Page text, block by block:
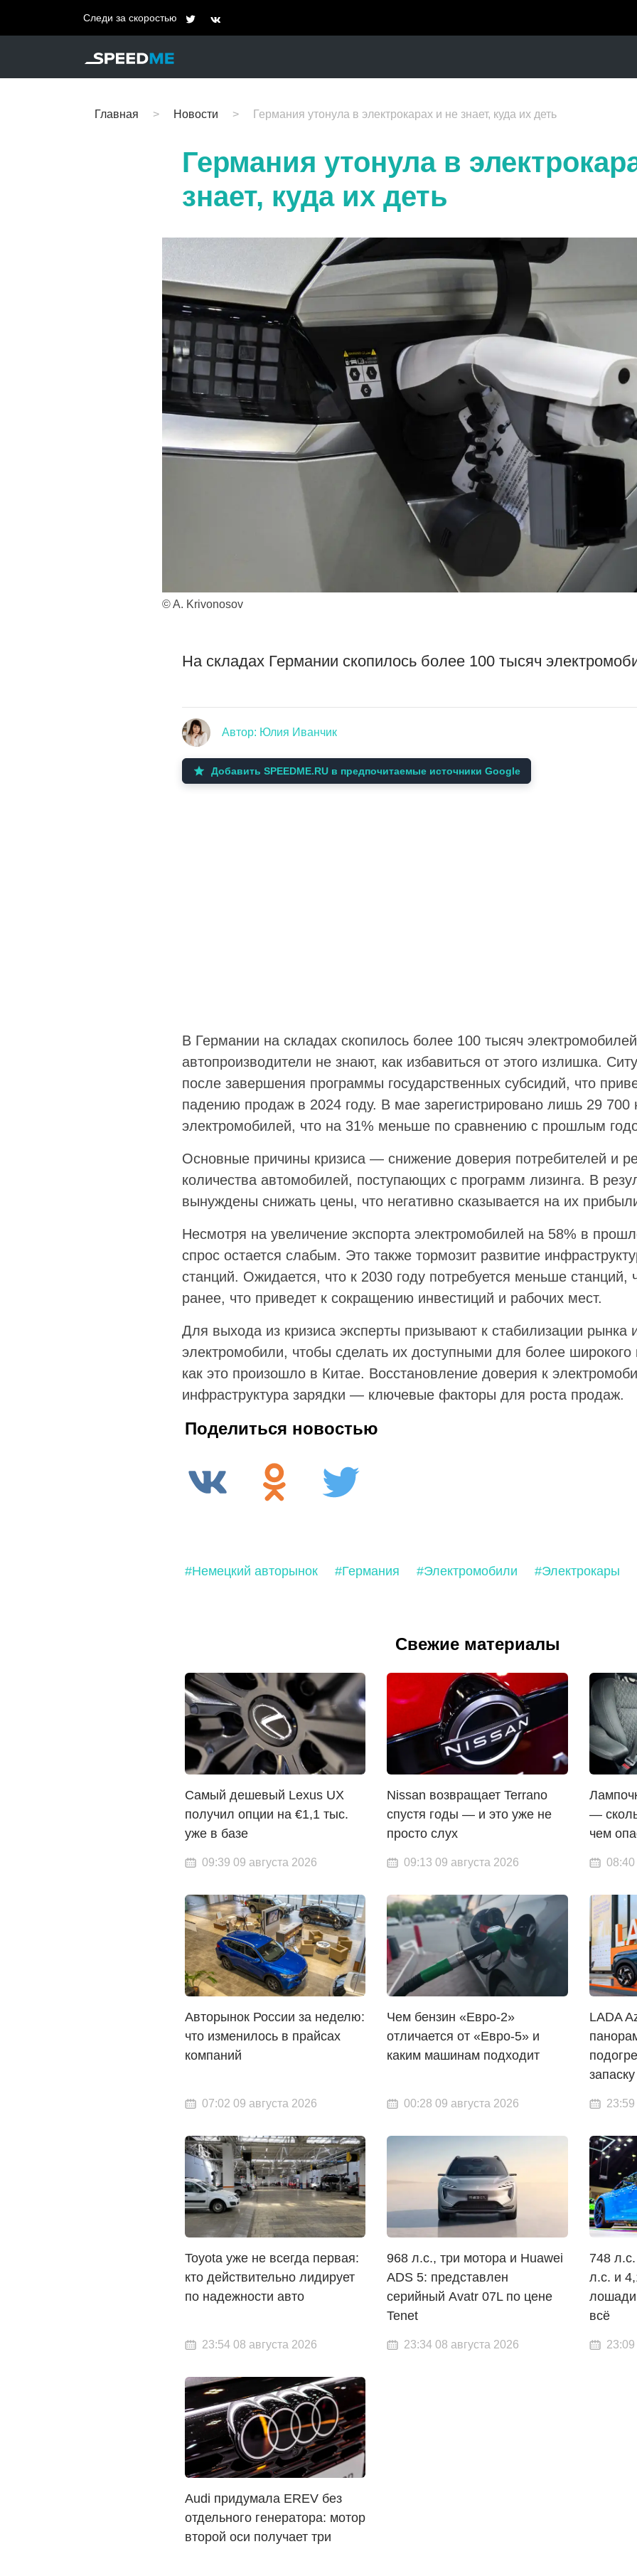
Следи за скоростью
Главная Новости Германия утонула в электрокарах и не знает, куда их деть
Германия утонула в
знает, куда их деть
© A. Krivonosov
На складах Германии скопилось более 100 тысяч
Автор: Юлия Иванчик
Добавить SPEEDME.RU в предпочитаемые источники Google
В Германии на складах скопилось более 100 тысяч
автопроизводители не знают, как избавиться от этого излишка.
после завершения программы государственных субсидий, что
падению продаж в 2024 году. В мае зарегистрировано лишь 29 700
электромобилей, что на 31% меньше по сравнению с прошлым
Основные причины кризиса — снижение доверия потребителей и
количества автомобилей, поступающих с программ лизинга. В
вынуждены снижать цены, что негативно сказывается на их
Несмотря на увеличение экспорта электромобилей на 58% в
спрос остается слабым. Это также тормозит развитие
станций. Ожидается, что к 2030 году потребуется меньше станций,
ранее, что приведет к сокращению инвестиций и рабочих мест.
Для выхода из кризиса эксперты призывают к стабилизации рынка
электромобили, чтобы сделать их доступными для более широкого
как это произошло в Китае. Восстановление доверия к
инфраструктура зарядки — ключевые факторы для роста продаж.
Поделиться новостью
#Немецкий авторынок #Германия #Электромобили #Электрокары
Свежие материалы
Самый дешевый Lexus UX
получил опции на €1,1 тыс.
уже в базе
09:39 09 августа 2026
Nissan возвращает Terrano
спустя годы — и это уже не
просто слух
09:13 09 августа 2026
—
чем
08:40
Авторынок России за неделю:
что изменилось в прайсах
компаний
07:02 09 августа 2026
Чем бензин «Евро-2»
отличается от «Евро-5» и
каким машинам подходит
00:28 09 августа 2026
LADA
запаску
23:59
Toyota уже не всегда первая:
кто действительно лидирует
по надежности авто
23:54 08 августа 2026
968 л.с., три мотора и Huawei
ADS 5: представлен
серийный Avatr 07L по цене
Tenet
23:34 08 августа 2026
748
л.с. и
всё
23:09
Audi придумала EREV без
отдельного генератора: мотор
второй оси получает три